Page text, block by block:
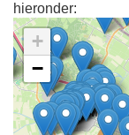
hieronder:
Ontdek
jou
+
−